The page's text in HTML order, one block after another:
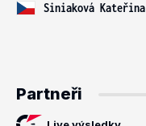
Siniaková Kateřina
Partneři